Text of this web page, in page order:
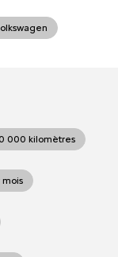
000 kilomètres
mois